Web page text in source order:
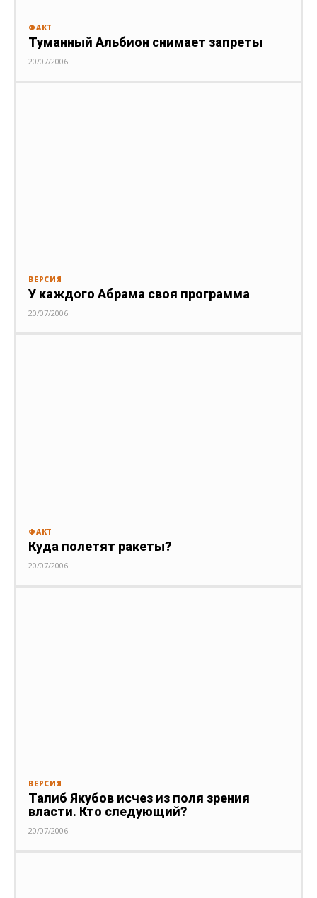
ФАКТ
Туманный Альбион снимает запреты
20/07/2006
ВЕРСИЯ
У каждого Абрама своя программа
20/07/2006
ФАКТ
Куда полетят ракеты?
20/07/2006
ВЕРСИЯ
Талиб Якубов исчез из поля зрения
власти. Кто следующий?
20/07/2006